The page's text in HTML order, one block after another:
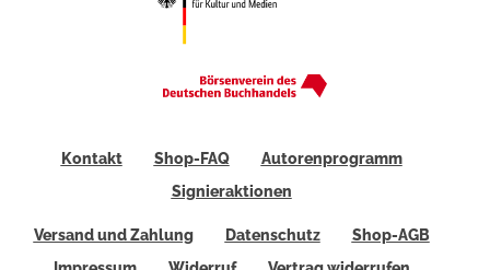
Kontakt Shop-FAQ
Autorenprogramm
Signieraktionen
Versand und Zahlung Datenschutz
Shop-AGB